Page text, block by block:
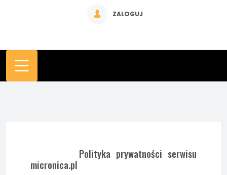
ZALOGUJ
Polityka prywatności serwisu
micronica.pl